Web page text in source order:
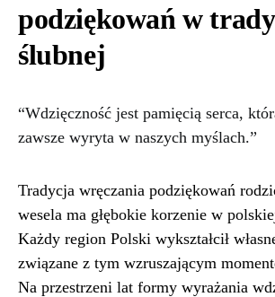
podziękowań w
ślubnej
“Wdzięczność jest pamięcią serca,
zawsze wyryta w naszych myślach.”
Tradycja wręczania podziękowań
wesela ma głębokie korzenie w
Każdy region Polski wykształcił
związane z tym wzruszającym
Na przestrzeni lat formy wyrażania